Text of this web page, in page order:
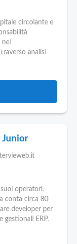
circolante e
analisi
Junior
suoi operatori.
conta circa 80
developer per
gestionali ERP.